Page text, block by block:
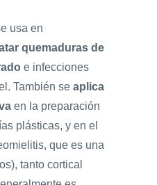
usa en
quemaduras de
e infecciones
También se aplica
en la preparación
plásticas, y en el
que es una
tanto cortical